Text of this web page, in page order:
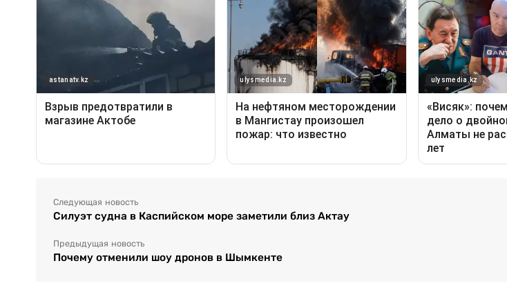
Следующая новость
Силуэт судна в Каспийском море заметили близ Актау
Предыдущая новость
Почему отменили шоу дронов в Шымкенте